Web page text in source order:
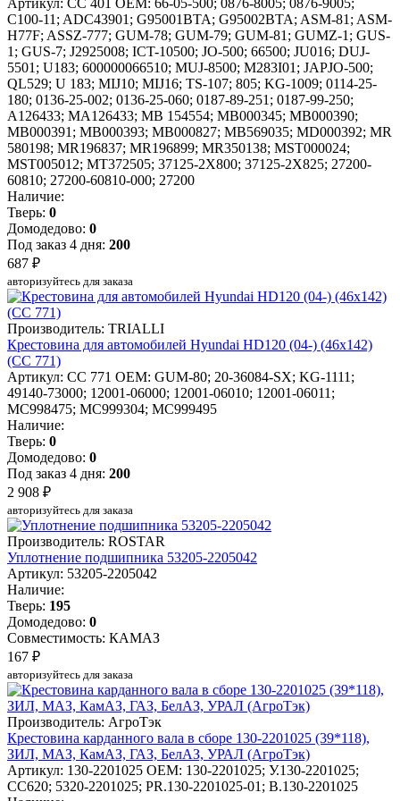
C100-11; ADC43901; G95001BTA; G95002BTA; ASM-81; ASM-
H77F; ASSZ-777; GUM-78; GUM-79; GUM-81; GUMZ-1; GUS-
1; GUS-7; J2925008; ICT-10500; JO-500; 66500; JU016; DUJ-
5501; U183; 600000066510; MUJ-8500; M283I01; JAPJO-500;
QL529; U 183; MIJ10; MIJ16; TS-107; 805; KG-1009; 0114-25-
180; 0136-25-002; 0136-25-060; 0187-89-251; 0187-99-250;
A126433; MA126433; MB 154554; MB000345; MB000390;
MB000391; MB000393; MB000827; MB569035; MD000392; MR
580198; MR196837; MR196899; MR350138; MST000024;
MST005012; MT372505; 37125-2X800; 37125-2X825; 27200-
60810; 27200-60810-000; 27200
Наличие:
Тверь: 0
Домодедово: 0
Под заказ 4 дня: 200
687 ₽
авторизуйтесь для заказа
Производитель: TRIALLI
Крестовина для автомобилей Hyundai HD120 (04-) (46x142)
(CC 771)
Артикул: CC 771 OEM: GUM-80; 20-36084-SX; KG-1111;
49140-73000; 12001-06000; 12001-06010; 12001-06011;
MC998475; MC999304; MC999495
Наличие:
Тверь: 0
Домодедово: 0
Под заказ 4 дня: 200
2 908 ₽
авторизуйтесь для заказа
Производитель: ROSTAR
Уплотнение подшипника 53205-2205042
Артикул: 53205-2205042
Наличие:
Тверь: 195
Домодедово: 0
Совместимость: КАМАЗ
167 ₽
авторизуйтесь для заказа
Производитель: АгроТэк
Крестовина карданного вала в сборе 130-2201025 (39*118),
ЗИЛ, МАЗ, КамАЗ, ГАЗ, БелАЗ, УРАЛ (АгроТэк)
Артикул: 130-2201025 OEM: 130-2201025; У.130-2201025;
CC620; 5320-2201025; PR.130-2201025-01; В.130-2201025